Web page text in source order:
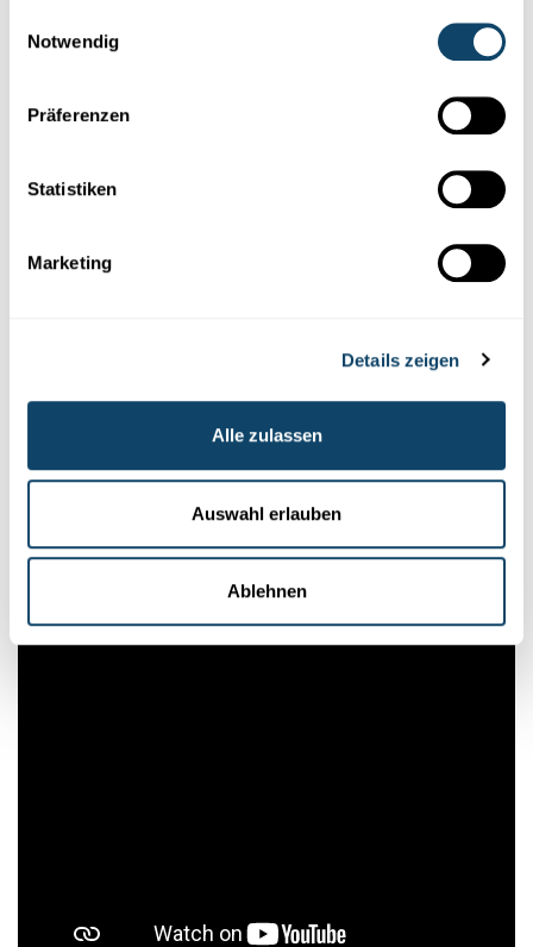
Notwendig
Präferenzen
Statistiken
Marketing
Details zeigen
Alle zulassen
Auswahl erlauben
Ablehnen
PhD-Studentin in Urban Development & Mobility am
Luxembourg Institute of Socio-Economic Research